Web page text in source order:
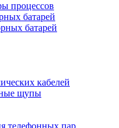
процессов
батарей
батарей
кабелей
щупы
телефонных пар